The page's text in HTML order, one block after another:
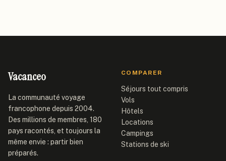
Vacanceo
La communauté voyage
francophone depuis 2004.
Des millions de membres, 180
pays racontés, et toujours la
même envie : partir bien
préparés.
COMPARER
Séjours tout compris
Vols
Hôtels
Locations
Campings
Stations de ski